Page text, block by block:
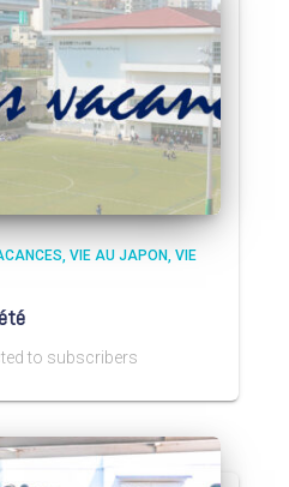
VIE AU JAPON VIE
to subscribers